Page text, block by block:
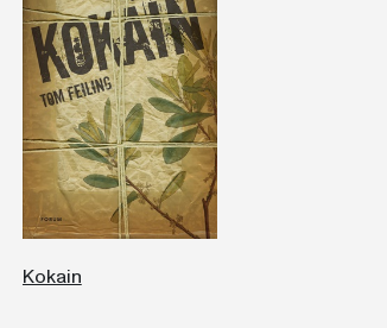
Kokain